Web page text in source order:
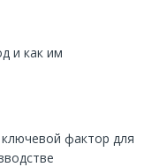
и как им
фактор для